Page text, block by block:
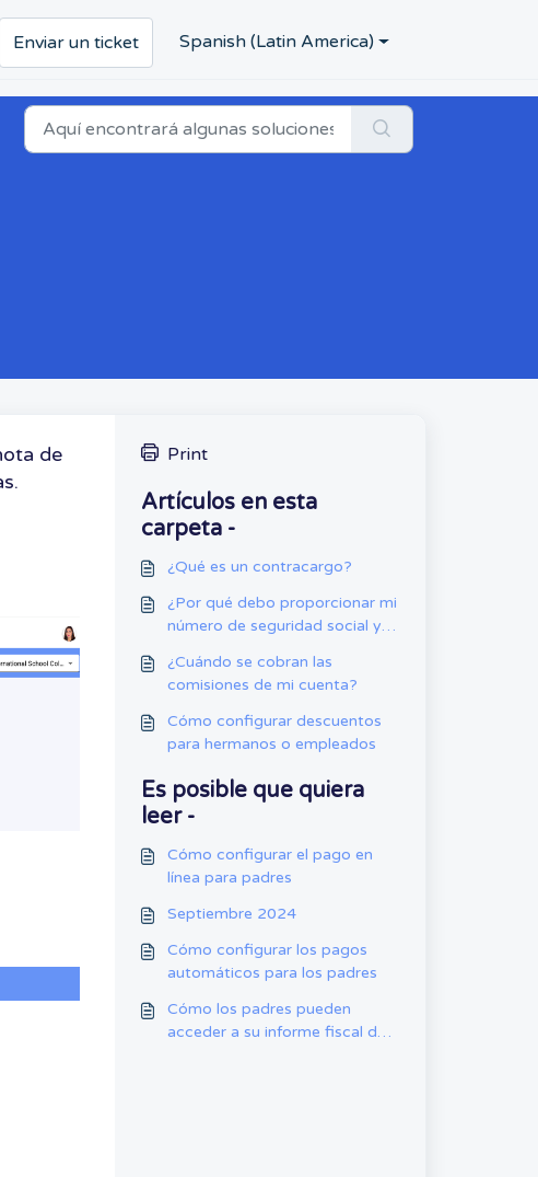
Enviar un ticket Spanish (Latin America)
de
Print
Artículos en esta
carpeta -
¿Qué es un contracargo?
¿Por qué debo proporcionar mi
número de seguridad social y
¿Cuándo se cobran las
comisiones de mi cuenta?
Cómo configurar descuentos
para hermanos o empleados
Es posible que quiera
leer -
Cómo configurar el pago en
línea para padres
Septiembre 2024
Cómo configurar los pagos
automáticos para los padres
Cómo los padres pueden
acceder a su informe fiscal de